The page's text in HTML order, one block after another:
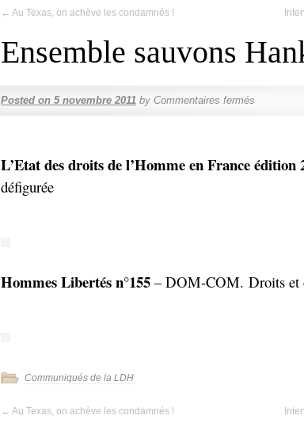
← Au Texas, on achève les condamnés !
Ensemble sauvons
Posted on 5 novembre 2011 by Commentaires fermés
L’Etat des droits de l’Homme en France édition
défigurée
Hommes Libertés n°155 – DOM-COM. Droits et
Communiqués de la LDH
← Au Texas, on achève les condamnés !